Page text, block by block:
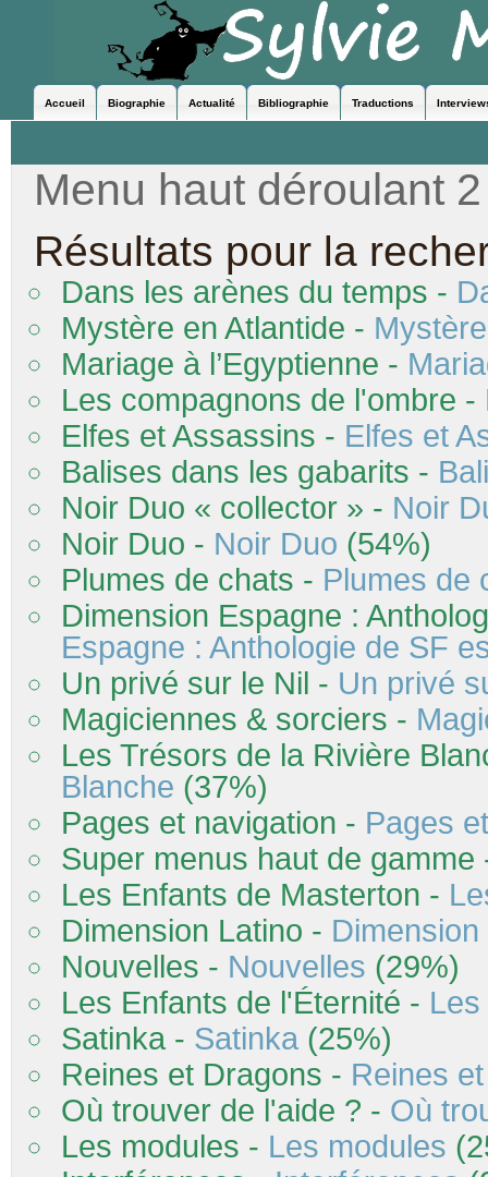
Accueil Biographie Actualité Bibliographie Traductions
Menu haut déroulant
Résultats pour la
Dans les arènes du temps -
Mystère en Atlantide -
Mariage à l’Egyptienne -
Les compagnons de l'ombre -
Elfes et Assassins - Elfes et
Balises dans les gabarits -
Noir Duo « collector » - Noir
Noir Duo - Noir Duo (54%)
Plumes de chats - Plumes de
Dimension Espagne :
Espagne : Anthologie de SF
Un privé sur le Nil - Un privé
Magiciennes & sorciers -
Les Trésors de la Rivière
Blanche (37%)
Pages et navigation - Pages
Super menus haut de
Les Enfants de Masterton -
Dimension Latino -
Nouvelles - Nouvelles (29%)
Les Enfants de l'Éternité - Les
Satinka - Satinka (25%)
Reines et Dragons - Reines
Où trouver de l'aide ? - Où
Les modules - Les modules